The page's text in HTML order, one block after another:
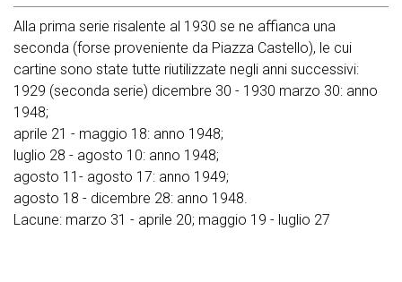
Alla prima serie risalente al 1930 se ne affianca una
seconda (forse proveniente da Piazza Castello), le cui
cartine sono state tutte riutilizzate negli anni successivi:
1929 (seconda serie) dicembre 30 - 1930 marzo 30: anno
1948;
aprile 21 - maggio 18: anno 1948;
luglio 28 - agosto 10: anno 1948;
agosto 11- agosto 17: anno 1949;
agosto 18 - dicembre 28: anno 1948.
Lacune: marzo 31 - aprile 20; maggio 19 - luglio 27